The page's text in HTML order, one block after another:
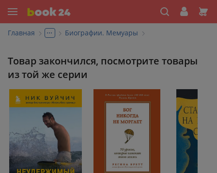
Главная ... Биографии. Мемуары
Товар закончился, посмотрите товары
из той же серии